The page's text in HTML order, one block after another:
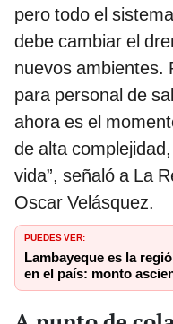
pero todo el
debe cambiar el
nuevos ambientes.
para personal de
ahora es el
de alta
vida”, señaló a La
Oscar Velásquez.
PUEDES VER:
Lambayeque es la
en el país: monto